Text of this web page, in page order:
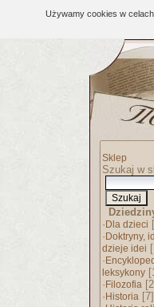
Używamy cookies w
Sklep
Szukaj w
· Dla dzieci
· Doktryny,
dzieje idei
·
leksykony
· Filozofia
· Historia [7]